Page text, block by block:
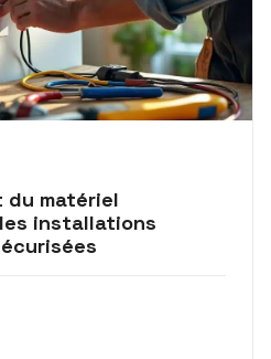
du matériel
installations